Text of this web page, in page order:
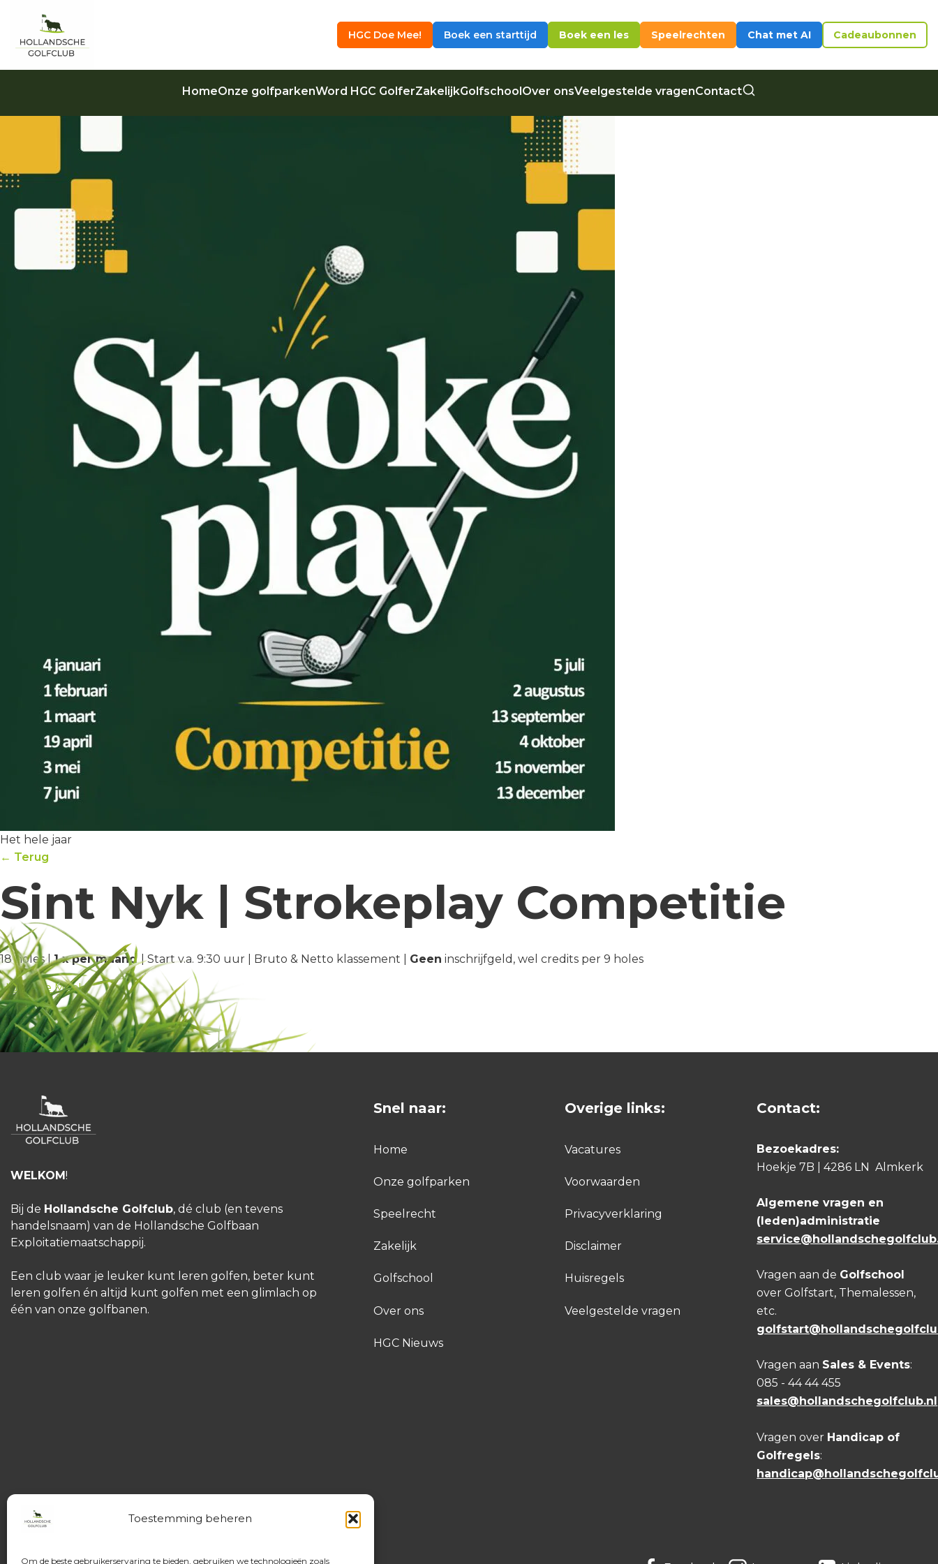
Toestemming beheren
Om de beste gebruikerservaring te bieden, gebruiken we technologieën zoals
HGC Doe Mee! Boek een starttijd Boek een les Speelrechten Chat met AI Cadeaubonnen
HomeOnze golfparkenWord HGC GolferZakelijkGolfschool Over onsVeelgestelde vragenContact
Het hele jaar
← Terug
Sint Nyk | Strokeplay Competitie
18 holes |1 x per maand| Start v.a. 9:30 uur | Bruto & Netto klassement | Geen inschrijfgeld, wel credits per 9 holes
HGC Doe Mee!
WELKOM!
Bij de Hollandsche Golfclub, dé club (en tevens
handelsnaam) van de Hollandsche Golfbaan
Exploitatiemaatschappij.
Een club waar je leuker kunt leren golfen, beter kunt
leren golfen én altijd kunt golfen met een glimlach op
één van onze golfbanen.
Snel naar:
Home
Onze golfparken
Speelrecht
Zakelijk
Golfschool
Over ons
HGC Nieuws
Overige links:
Vacatures
Voorwaarden
Privacyverklaring
Disclaimer
Huisregels
Veelgestelde vragen
Contact:
Bezoekadres:
Hoekje 7B | 4286 LN Almkerk
Algemene vragen en
(leden)administratie
Vragen aan de Golfschool
over Golfstart, Themalessen,
etc.
Vragen aan Sales & Events:
085 - 44 44 455
sales@hollandschegolfclub.nl
Vragen over Handicap of
Golfregels: